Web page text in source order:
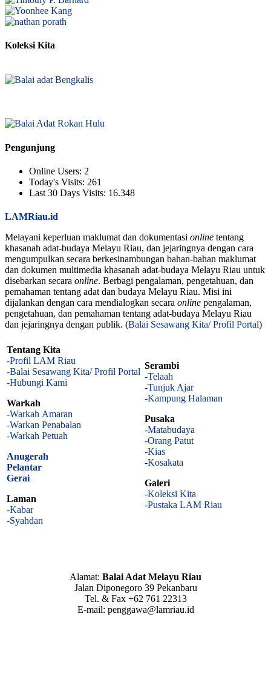
Koleksi Kita
Pengunjung
Online Users: 2
Today's Visits: 261
Last 30 Days Visits: 16.348
LAMRiau.id
Melayani keperluan maklumat dan dokumentasi online tentang
khasanah adat-budaya Melayu Riau, dan jejaringnya dengan cara
mengumpulkan secara berkesinambungan bahan-bahan maklumat
dan dokumen multimedia khasanah adat-budaya Melayu Riau untuk
disebarkan secara online. Berbagi pengalaman, pengetahuan, dan
pemahaman tentang adat dan budaya Melayu Riau. Misi ini
dijalankan dengan cara mendialogkan secara online pengalaman,
pengetahuan, dan pemahaman tentang adat-budaya Melayu Riau
dan jejaringnya dengan publik. (Balai Sesawang Kita/ Profil Portal)
Tentang Kita
-Profil LAM Riau
-Balai Sesawang Kita/ Profil Portal
-Hubungi Kami
Warkah
-Warkah Amaran
-Warkan Penabalan
-Warkah Petuah
Anugerah
Pelantar
Gerai
Laman
-Kabar
-Syahdan
Serambi
-Telaah
-Tunjuk Ajar
-Kampung Halaman
Pusaka
-Matabudaya
-Orang Patut
-Kias
-Kosakata
Galeri
-Koleksi Kita
-Pustaka LAM Riau
Alamat: Balai Adat Melayu Riau
Jalan Diponegoro 39 Pekanbaru
Tel. & Fax +62 761 22313
E-mail: penggawa@lamriau.id